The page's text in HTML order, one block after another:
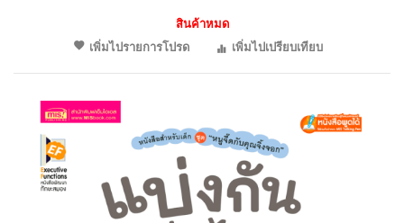
สินค้าหมด
เพิ่มไปรายการโปรด
เพิ่มไปเปรียบเทียบ